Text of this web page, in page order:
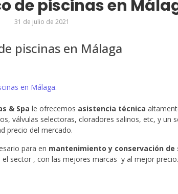
de piscinas en
31 de julio de 2021
piscinas en Málaga
& Spa le ofrecemos asistencia técnica
válvulas selectoras, cloradores salinos, etc, y un
precio del mercado.
para en mantenimiento y conservación de
sector , con las mejores marcas y al mejor precio.